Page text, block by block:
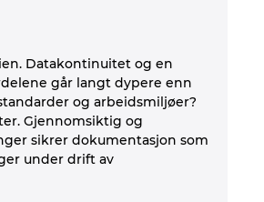
Datakontinuitet og en
går langt dypere enn
og arbeidsmiljøer?
Gjennomsiktig og
sikrer dokumentasjon som
under drift av